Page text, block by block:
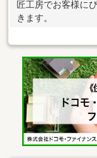
匠工房でお客様に
きます。